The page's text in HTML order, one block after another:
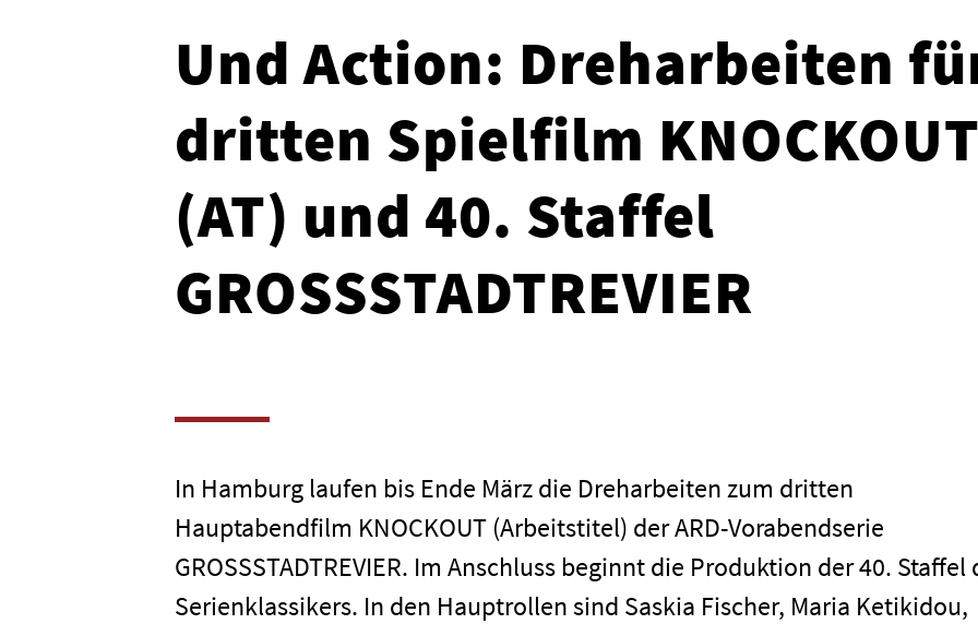
Und Action: Dreharbeiten
dritten Spielfilm KNOCKOUT
(AT) und 40. Staffel
GROSSSTADTREVIER
In Hamburg laufen bis Ende März die Dreharbeiten zum dritten
Hauptabendfilm KNOCKOUT (Arbeitstitel) der ARD-Vorabendserie
GROSSSTADTREVIER. Im Anschluss beginnt die Produktion der 40. Staffel
Serienklassikers. In den Hauptrollen sind Saskia Fischer, Maria Ketikidou,